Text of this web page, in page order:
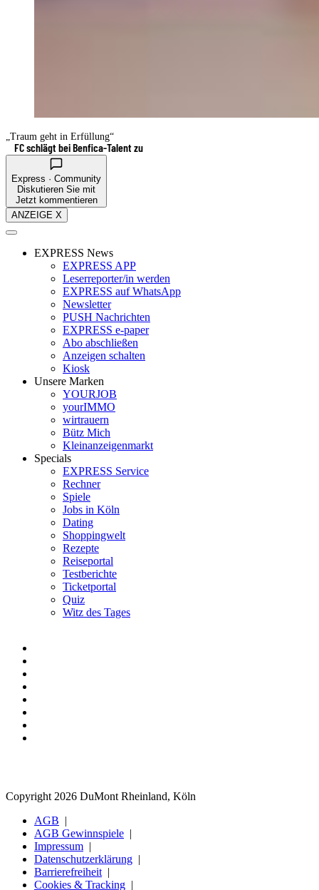
„Traum geht in Erfüllung“
FC schlägt bei Benfica-Talent zu
Express · Community
Diskutieren Sie mit
Jetzt kommentieren
ANZEIGE X
EXPRESS News
EXPRESS APP
Leserreporter/in werden
EXPRESS auf WhatsApp
Newsletter
PUSH Nachrichten
EXPRESS e-paper
Abo abschließen
Anzeigen schalten
Kiosk
Unsere Marken
YOURJOB
yourIMMO
wirtrauern
Bütz Mich
Kleinanzeigenmarkt
Specials
EXPRESS Service
Rechner
Spiele
Jobs in Köln
Dating
Shoppingwelt
Rezepte
Reiseportal
Testberichte
Ticketportal
Quiz
Witz des Tages
Copyright 2026 DuMont Rheinland, Köln
AGB
AGB Gewinnspiele
Impressum
Datenschutzerklärung
Barrierefreiheit
Cookies & Tracking